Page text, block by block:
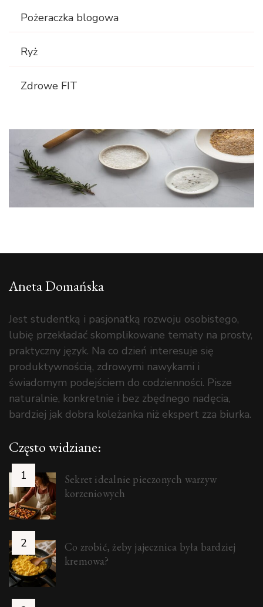
Pożeraczka blogowa
Ryż
Zdrowe FIT
Aneta Domańska
Jest studentką i pasjonatką rozwoju osobistego,
lubię przekładać skomplikowane tematy na prosty,
praktyczny język. Na co dzień interesuje się
produktywnością, zdrowymi nawykami i
świadomym podejściem do codzienności. Pisze
naturalnie, konkretnie i bez zbędnego nadęcia,
bardziej jak dobra koleżanka niż ekspert zza biurka.
Często widziane:
Sekret idealnie pieczonych warzyw
korzeniowych
Co zrobić, żeby jajecznica była bardziej
kremowa?